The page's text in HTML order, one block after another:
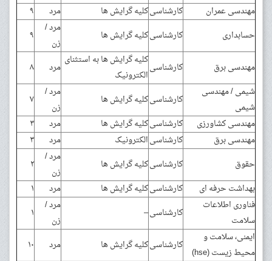
مهندسی عمران
کارشناسیکلیه گرایش ها مرد
۹
حسابداری
کارشناسیکلیه گرایش ها
مرد /
زن
۹
مهندسی برق کارشناسی
کلیه گرایش ها به استثنای
الکترونیک
مرد
۸
شیمی / مهندسی
شیمی
کارشناسیکلیه گرایش ها
مرد /
زن
۷
مهندسی کشاورزی
کارشناسیکلیه گرایش ها مرد
۳
مهندسی برق
کارشناسیالکترونیک مرد
۳
حقوق
کارشناسیکلیه گرایش ها
مرد /
زن
۲
بهداشت حرفه ای
کارشناسیکلیه گرایش ها مرد
۱
فناوری اطلاعات
سلامت
کارشناسی–
مرد /
زن
۱
ایمنی، سلامت و
محیط زیست (hse)
کارشناسیکلیه گرایش ها مرد ۱۰